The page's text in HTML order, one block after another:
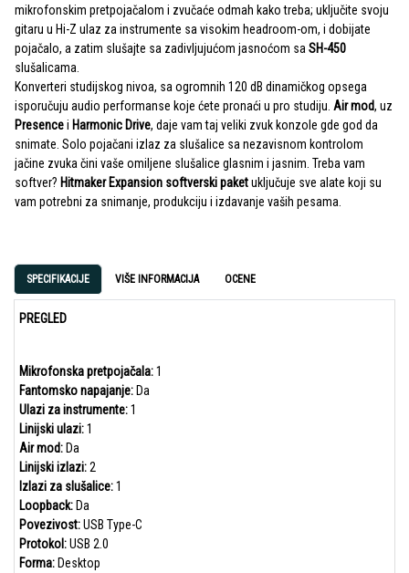
mikrofonskim pretpojačalom i zvučaće odmah kako treba; uključite svoju
gitaru u Hi-Z ulaz za instrumente sa visokim headroom-om, i dobijate
pojačalo, a zatim slušajte sa zadivljujućom jasnoćom sa SH-450
slušalicama.
Konverteri studijskog nivoa, sa ogromnih 120 dB dinamičkog opsega
isporučuju audio performanse koje ćete pronaći u pro studiju. Air mod, uz
Presencei Harmonic Drive, daje vam taj veliki zvuk konzole gde god da
snimate. Solo pojačani izlaz za slušalice sa nezavisnom kontrolom
jačine zvuka čini vaše omiljene slušalice glasnim i jasnim. Treba vam
softver? Hitmaker Expansion softverski paketuključuje sve alate koji su
vam potrebni za snimanje, produkciju i izdavanje vaših pesama.
SPECIFIKACIJE VIŠE INFORMACIJA OCENE
PREGLED
Mikrofonska pretpojačala:1
Fantomsko napajanje: Da
Ulazi za instrumente:1
Linijski ulazi:1
Air mod: Da
Linijski izlazi:2
Izlazi za slušalice:1
Loopback: Da
Povezivost:USB Type-C
Protokol:USB 2.0
Forma: Desktop